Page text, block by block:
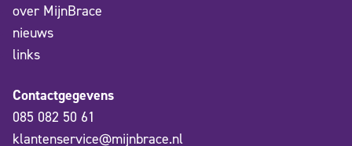
over MijnBrace
nieuws
links
Contactgegevens
085 082 50 61
klantenservice@mijnbrace.nl